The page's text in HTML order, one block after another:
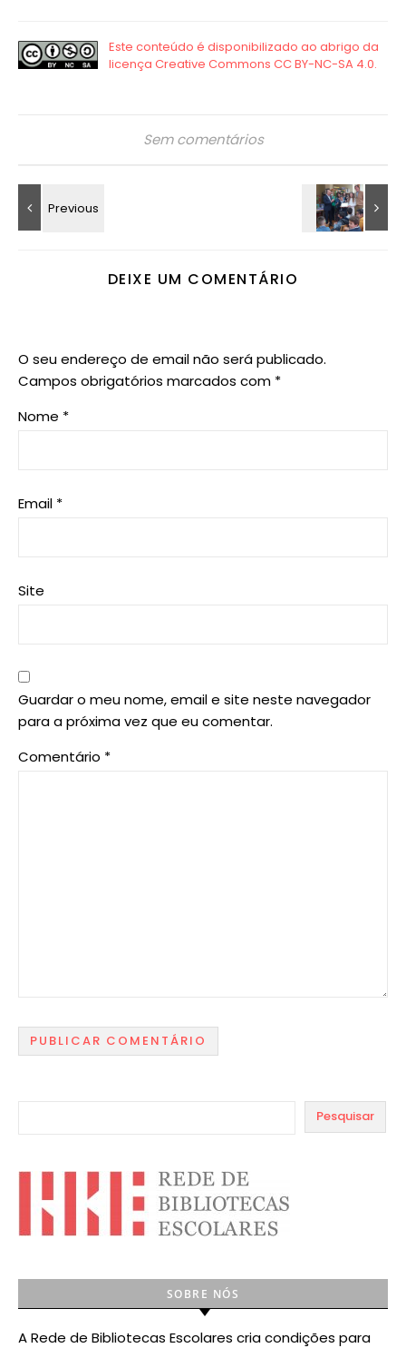
Sem comentários
DEIXE UM COMENTÁRIO
O seu endereço de email não será publicado.
Campos obrigatórios marcados com *
Nome *
Email *
Site
Guardar o meu nome, email e site neste navegador
para a próxima vez que eu comentar.
Comentário *
Pesquisar
SOBRE NÓS
A Rede de Bibliotecas Escolares cria condições para